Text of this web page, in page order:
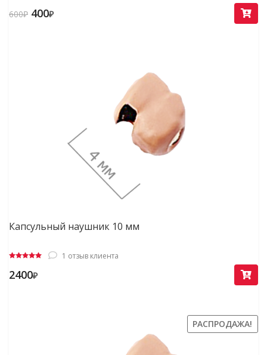
600₽ 400₽
Капсульный наушник 10 мм
5.00из 5
1 отзыв клиента
2400₽
РАСПРОДАЖА!